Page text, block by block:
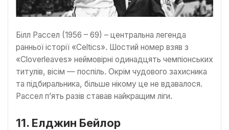
Білл Рассел (1956 – 69) – центральна легенда
ранньої історії «Celtics». Шостий номер взяв з
«Cloverleaves» неймовірні одинадцять чемпіонських
титулів, вісім — поспіль. Окрім чудового захисника
та підбиральника, більше нікому це не вдавалося.
Рассел п’ять разів ставав найкращим ліги.
11. Елджин Бейлор